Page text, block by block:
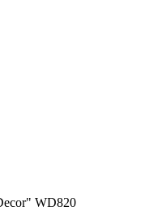
WD820